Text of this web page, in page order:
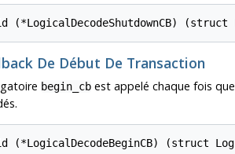
(*LogicalDecodeShutdownCB)
De Début De Transaction
begin_cb est appelé chaque fois
(*LogicalDecodeBeginCB) (struct